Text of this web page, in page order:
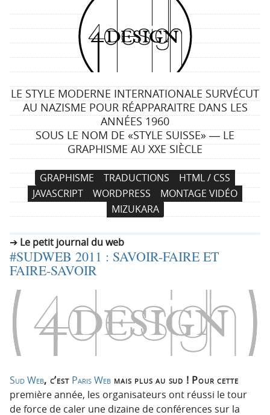
4
d
e
s
i
g
n
LE STYLE MODERNE INTERNATIONALE SURVÉCUT
AU NAZISME POUR RÉAPPARAITRE DANS LES
ANNÉES 1960
SOUS LE NOM DE «STYLE SUISSE» ― LE
GRAPHISME AU XXE SIÈCLE
N
a
v
i
a
t
i
n
r
c
i
p
A
l
l
e
a
u
c
n
e
n
GRAPHISME TRADUCTIONS
HTML / CSS
JAVASCRIPT
WORDPRESS
MONTAGE VIDÉO
MIZUKARA
Le petit journal du web
#SUDWEB 2011 : SAVOIR-FAIRE ET
FAIRE-SAVOIR
Sud Web, c’est Paris Web mais plus au sud ! Pour cette
première année, les organisateurs ont réussi le tour
de force de caler une dizaine de conférences sur la